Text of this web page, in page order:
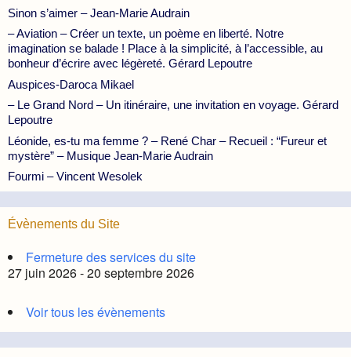
Sinon s’aimer – Jean-Marie Audrain
– Aviation – Créer un texte, un poème en liberté. Notre
imagination se balade ! Place à la simplicité, à l’accessible, au
bonheur d’écrire avec légèreté. Gérard Lepoutre
Auspices-Daroca Mikael
– Le Grand Nord – Un itinéraire, une invitation en voyage. Gérard
Lepoutre
Léonide, es-tu ma femme ? – René Char – Recueil : “Fureur et
mystère” – Musique Jean-Marie Audrain
Fourmi – Vincent Wesolek
Évènements du Site
Fermeture des services du site
27 juin 2026 - 20 septembre 2026
Voir tous les évènements